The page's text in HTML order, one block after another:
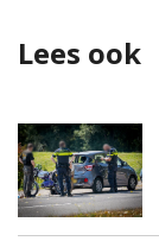
Lees ook